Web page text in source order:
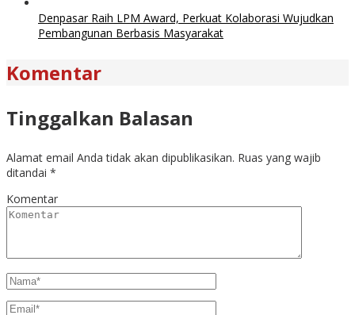
Denpasar Raih LPM Award, Perkuat Kolaborasi Wujudkan
Pembangunan Berbasis Masyarakat
Komentar
Tinggalkan Balasan
Alamat email Anda tidak akan dipublikasikan. Ruas yang wajib
ditandai *
Komentar